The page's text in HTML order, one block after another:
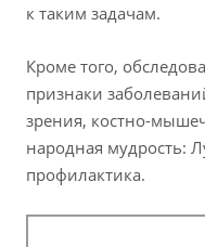
к таким задачам.
Кроме того,
признаки
зрения, костно-
народная мудрость:
профилактика.